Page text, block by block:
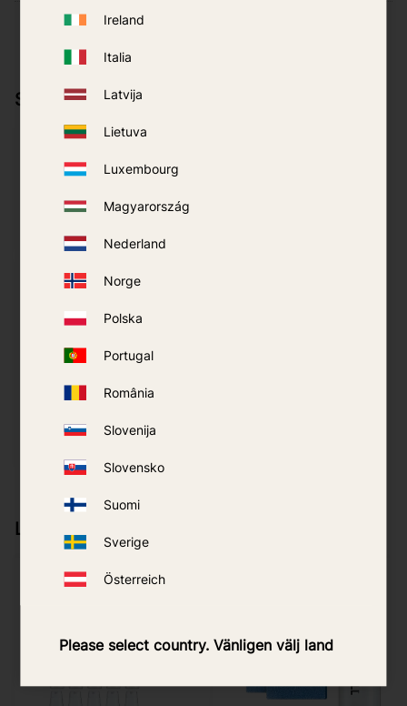
Ireland
Italia
Latvija
Lietuva
Luxembourg
Magyarország
Nederland
Norge
Polska
Portugal
România
Slovenija
Slovensko
Suomi
Sverige
Österreich
Please select country. Vänligen välj land
Sākas kopā ar
Thermacell MR300
kr499 kr
Līdzīgi produkti